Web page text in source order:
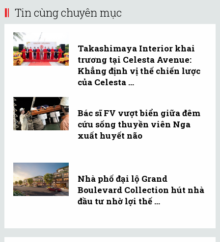
Tin cùng chuyên mục
Takashimaya Interior khai
trương tại Celesta Avenue:
Khẳng định vị thế chiến lược
của Celesta ...
Bác sĩ FV vượt biển giữa đêm
cứu sống thuyền viên Nga
xuất huyết não
Nhà phố đại lộ Grand
Boulevard Collection hút nhà
đầu tư nhờ lợi thế ...